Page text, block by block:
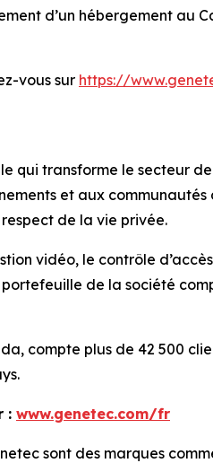
d’un hébergement au
vous sur https://
qui transforme le secteur
et aux
de la vie privée.
vidéo, le contrôle
de la société
compte plus de 42 500
: www.genetec.com/fr
sont des marques